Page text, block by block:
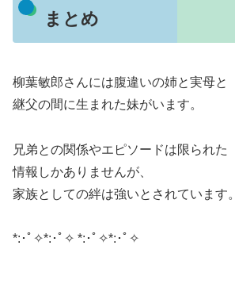
まとめ
柳葉敏郎さんには腹違いの姉と実母と
継父の間に生まれた妹がいます。
兄弟との関係やエピソードは限られた
情報しかありませんが、
家族としての絆は強いとされています。
*:･ﾟ✧*:･ﾟ✧ *:･ﾟ✧*:･ﾟ✧